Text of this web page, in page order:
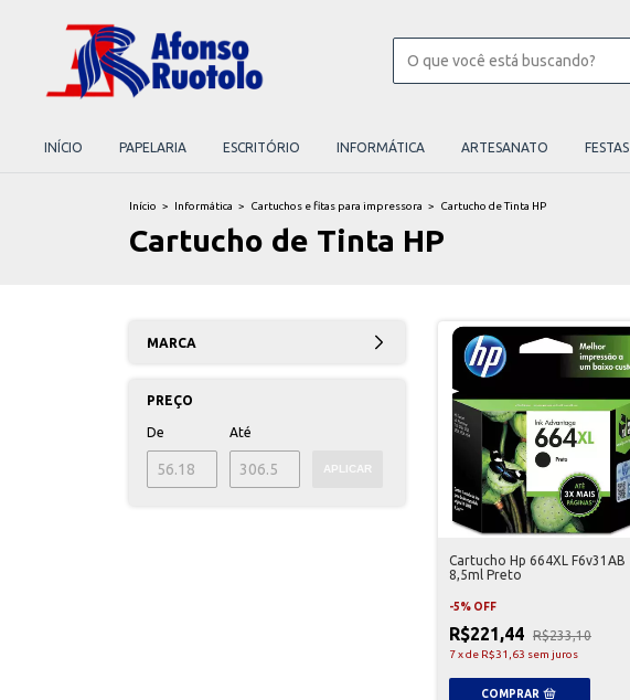
INÍCIO PAPELARIA ESCRITÓRIO INFORMÁTICA ARTESANATO FESTAS
Início > Informática > Cartuchos e fitas para impressora > Cartucho de Tinta HP
Cartucho de Tinta HP
MARCA
PREÇO
De Até
APLICAR
Cartucho Hp 664XL F6v31AB
8,5ml Preto
-5% OFF
R$221,44 R$233,10
7xde R$31,63 sem juros